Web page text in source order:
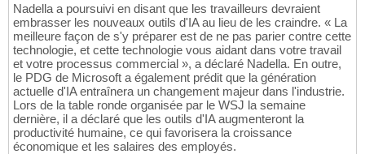
Nadella a poursuivi en disant que les travailleurs devraient
embrasser les nouveaux outils d'IA au lieu de les craindre. « La
meilleure façon de s'y préparer est de ne pas parier contre cette
technologie, et cette technologie vous aidant dans votre travail
et votre processus commercial », a déclaré Nadella. En outre,
le PDG de Microsoft a également prédit que la génération
actuelle d'IA entraînera un changement majeur dans l'industrie.
Lors de la table ronde organisée par le WSJ la semaine
dernière, il a déclaré que les outils d'IA augmenteront la
productivité humaine, ce qui favorisera la croissance
économique et les salaires des employés.